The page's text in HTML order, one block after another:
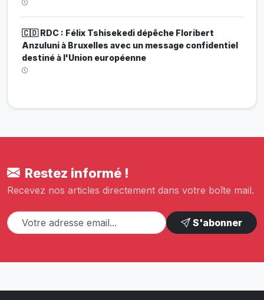
🇨🇩 RDC : Félix Tshisekedi dépêche Floribert
Anzuluni à Bruxelles avec un message confidentiel
destiné à l'Union européenne
Restez informé !
Recevez nos articles directement dans votre boîte mail.
S'abonner